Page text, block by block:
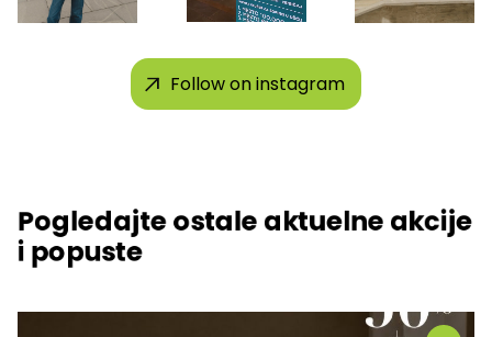
Follow on instagram
Pogledajte ostale aktuelne akcije
i popuste